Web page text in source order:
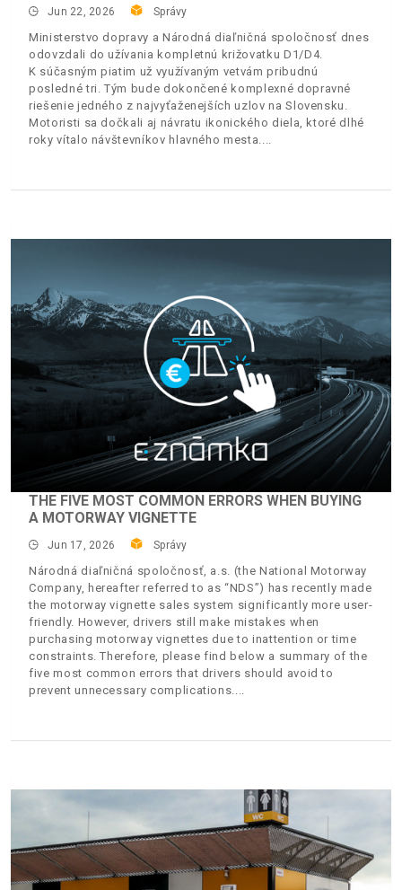
Jun 22, 2026 Správy
Ministerstvo dopravy a Národná diaľničná spoločnosť dnes
odovzdali do užívania kompletnú križovatku D1/D4.
K súčasným piatim už využívaným vetvám pribudnú
posledné tri. Tým bude dokončené komplexné dopravné
riešenie jedného z najvyťaženejších uzlov na Slovensku.
Motoristi sa dočkali aj návratu ikonického diela, ktoré dlhé
roky vítalo návštevníkov hlavného mesta.
THE FIVE MOST COMMON ERRORS WHEN BUYING
A MOTORWAY VIGNETTE
Jun 17, 2026 Správy
Národná diaľničná spoločnosť, a.s. (the National Motorway
Company, hereafter referred to as “NDS”) has recently made
the motorway vignette sales system significantly more user-
friendly. However, drivers still make mistakes when
purchasing motorway vignettes due to inattention or time
constraints. Therefore, please find below a summary of the
five most common errors that drivers should avoid to
prevent unnecessary complications.